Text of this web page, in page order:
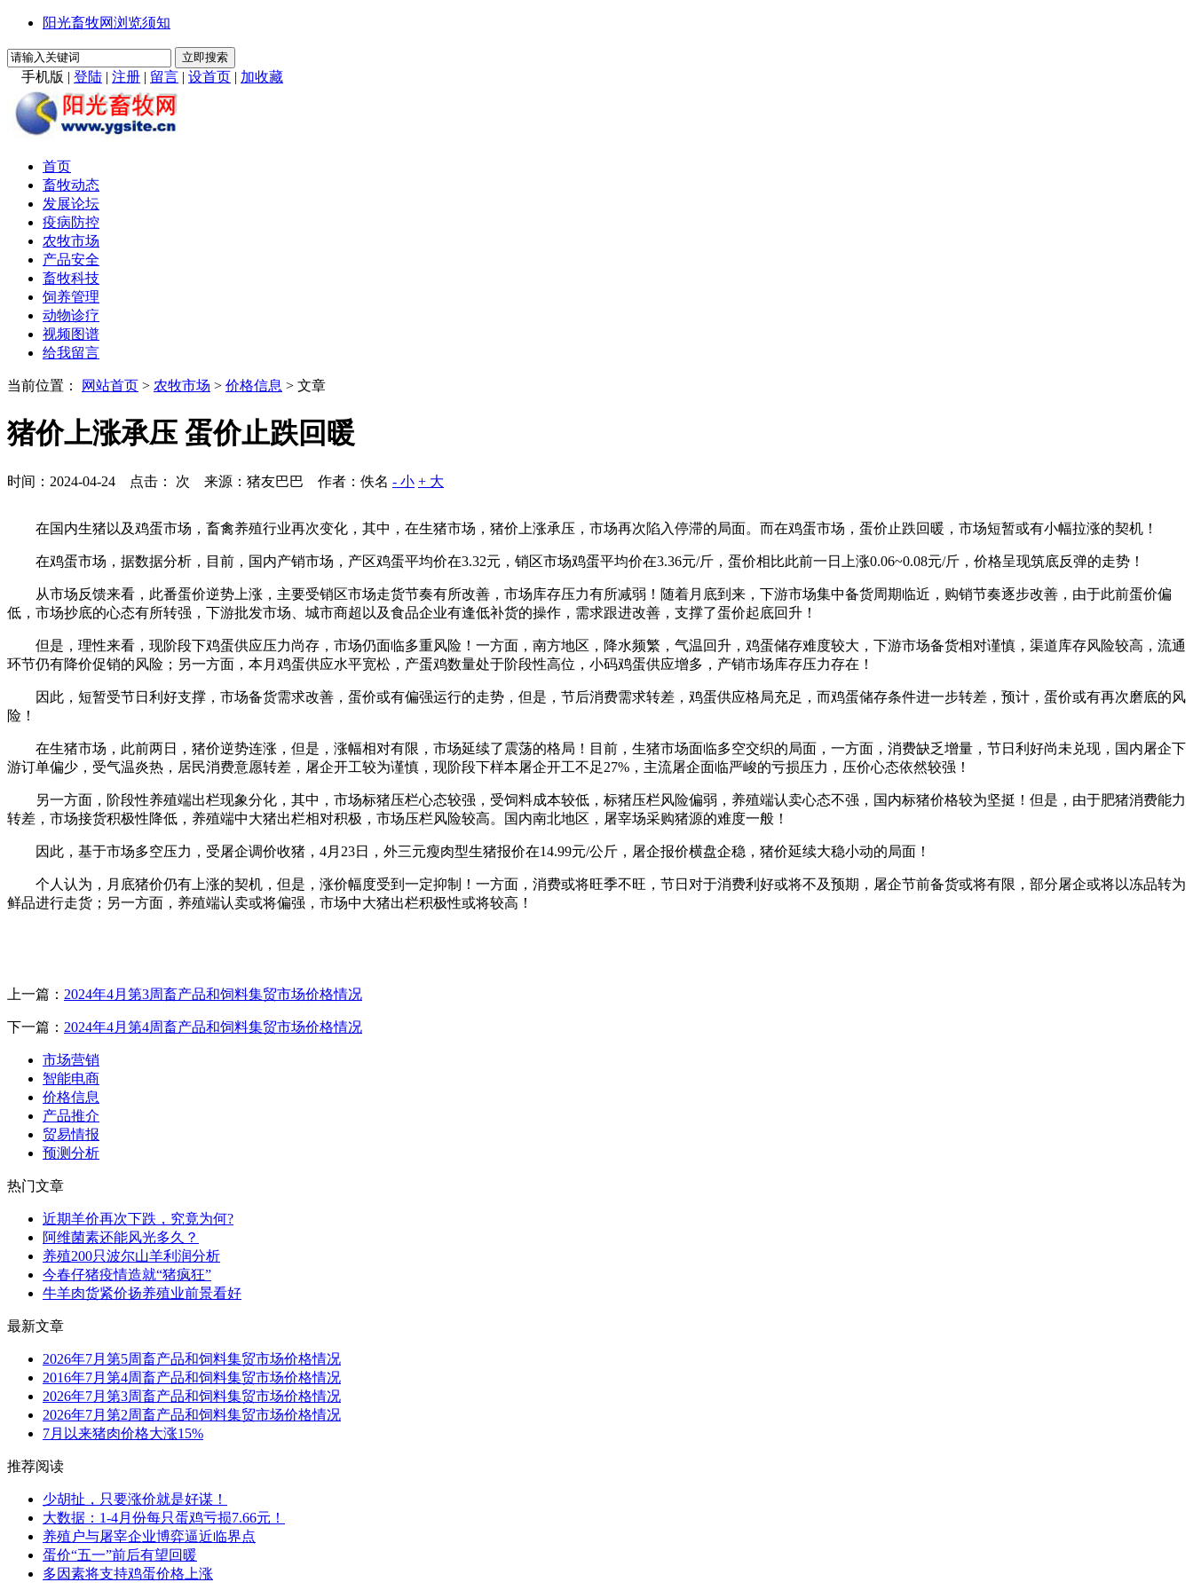
阳光畜牧网浏览须知
手机版 | 登陆 | 注册 | 留言 | 设首页 | 加收藏
首页
畜牧动态
发展论坛
疫病防控
农牧市场
产品安全
畜牧科技
饲养管理
动物诊疗
视频图谱
给我留言
当前位置： 网站首页 > 农牧市场 > 价格信息 > 文章
猪价上涨承压 蛋价止跌回暖
时间：2024-04-24 点击： 次 来源：猪友巴巴 作者：佚名 - 小 + 大
在国内生猪以及鸡蛋市场，畜禽养殖行业再次变化，其中，在生猪市场，猪价上涨承压，市场再次陷入停滞的局面。而在鸡蛋市场，蛋价止跌回暖，市场短暂或有小幅拉涨的契机！
在鸡蛋市场，据数据分析，目前，国内产销市场，产区鸡蛋平均价在3.32元，销区市场鸡蛋平均价在3.36元/斤，蛋价相比此前一日上涨0.06~0.08元/斤，价格呈现筑底反弹的走势！
从市场反馈来看，此番蛋价逆势上涨，主要受销区市场走货节奏有所改善，市场库存压力有所减弱！随着月底到来，下游市场集中备货周期临近，购销节奏逐步改善，由于此前蛋价偏
低，市场抄底的心态有所转强，下游批发市场、城市商超以及食品企业有逢低补货的操作，需求跟进改善，支撑了蛋价起底回升！
但是，理性来看，现阶段下鸡蛋供应压力尚存，市场仍面临多重风险！一方面，南方地区，降水频繁，气温回升，鸡蛋储存难度较大，下游市场备货相对谨慎，渠道库存风险较高，流通
环节仍有降价促销的风险；另一方面，本月鸡蛋供应水平宽松，产蛋鸡数量处于阶段性高位，小码鸡蛋供应增多，产销市场库存压力存在！
因此，短暂受节日利好支撑，市场备货需求改善，蛋价或有偏强运行的走势，但是，节后消费需求转差，鸡蛋供应格局充足，而鸡蛋储存条件进一步转差，预计，蛋价或有再次磨底的风
险！
在生猪市场，此前两日，猪价逆势连涨，但是，涨幅相对有限，市场延续了震荡的格局！目前，生猪市场面临多空交织的局面，一方面，消费缺乏增量，节日利好尚未兑现，国内屠企下
游订单偏少，受气温炎热，居民消费意愿转差，屠企开工较为谨慎，现阶段下样本屠企开工不足27%，主流屠企面临严峻的亏损压力，压价心态依然较强！
另一方面，阶段性养殖端出栏现象分化，其中，市场标猪压栏心态较强，受饲料成本较低，标猪压栏风险偏弱，养殖端认卖心态不强，国内标猪价格较为坚挺！但是，由于肥猪消费能力
转差，市场接货积极性降低，养殖端中大猪出栏相对积极，市场压栏风险较高。国内南北地区，屠宰场采购猪源的难度一般！
因此，基于市场多空压力，受屠企调价收猪，4月23日，外三元瘦肉型生猪报价在14.99元/公斤，屠企报价横盘企稳，猪价延续大稳小动的局面！
个人认为，月底猪价仍有上涨的契机，但是，涨价幅度受到一定抑制！一方面，消费或将旺季不旺，节日对于消费利好或将不及预期，屠企节前备货或将有限，部分屠企或将以冻品转为
鲜品进行走货；另一方面，养殖端认卖或将偏强，市场中大猪出栏积极性或将较高！
上一篇： 2024年4月第3周畜产品和饲料集贸市场价格情况
下一篇： 2024年4月第4周畜产品和饲料集贸市场价格情况
市场营销
智能电商
价格信息
产品推介
贸易情报
预测分析
热门文章
近期羊价再次下跌，究竟为何?
阿维菌素还能风光多久？
养殖200只波尔山羊利润分析
今春仔猪疫情造就“猪疯狂”
牛羊肉货紧价扬养殖业前景看好
最新文章
2026年7月第5周畜产品和饲料集贸市场价格情况
2016年7月第4周畜产品和饲料集贸市场价格情况
2026年7月第3周畜产品和饲料集贸市场价格情况
2026年7月第2周畜产品和饲料集贸市场价格情况
7月以来猪肉价格大涨15%
推荐阅读
少胡扯，只要涨价就是好谋！
大数据：1-4月份每只蛋鸡亏损7.66元！
养殖户与屠宰企业博弈逼近临界点
蛋价“五一”前后有望回暖
多因素将支持鸡蛋价格上涨